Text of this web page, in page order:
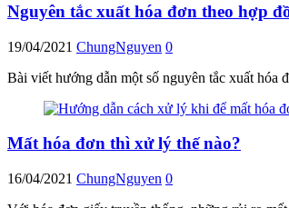
Nguyên tắc xuất hóa đơn theo hợp
19/04/2021 ChungNguyen 0
Bài viết hướng dẫn một số nguyên tắc xuất hóa
Mất hóa đơn thì xử lý thế nào?
16/04/2021 ChungNguyen 0